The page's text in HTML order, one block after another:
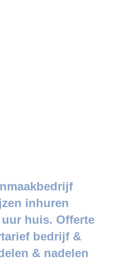
inhuren
huis. Offerte
bedrijf &
& nadelen